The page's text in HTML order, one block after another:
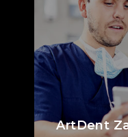
ArtDent